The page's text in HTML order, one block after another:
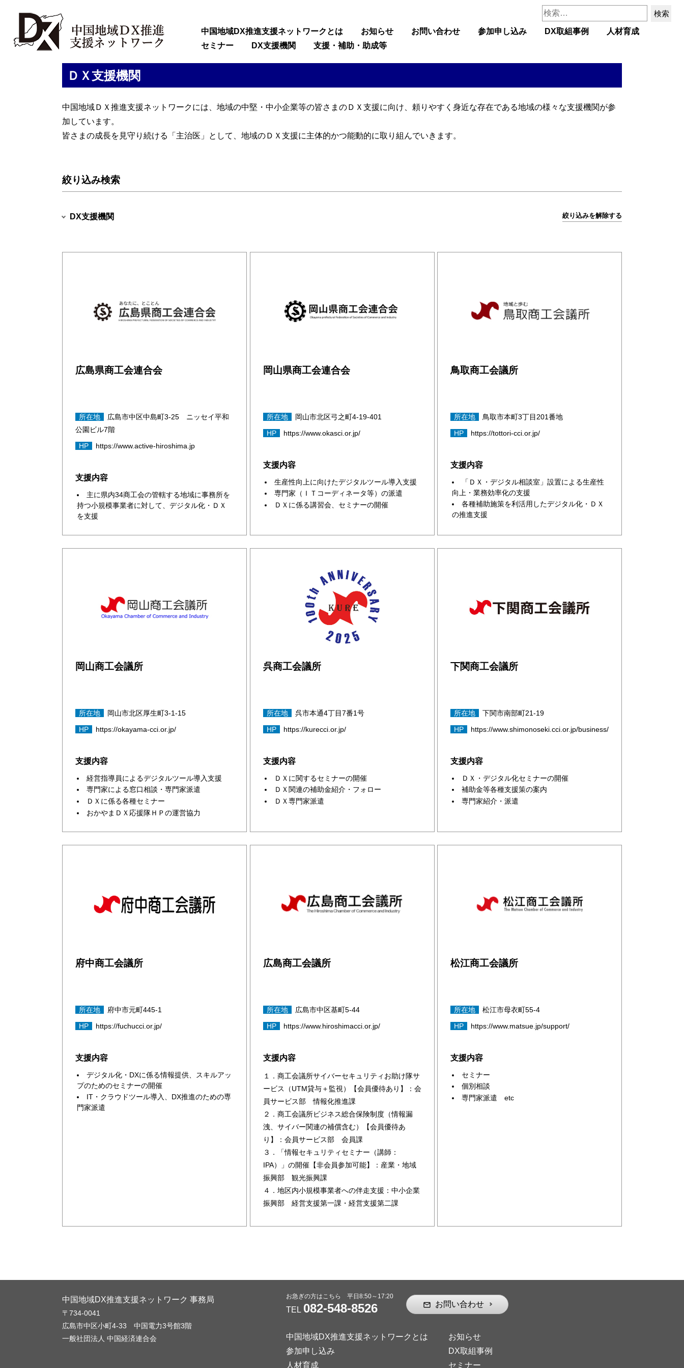
検
中国地域DX推進支援ネットワークとは お知らせ お問い合わせ 参加申し込み DX取組事例
人材育成
セミナー
DX支援機関 支援・補助・助成等
ＤＸ支援機関
中国地域ＤＸ推進支援ネットワークには、地域の中堅・中小企業等の皆さまのＤＸ支援に向け、頼りやすく身近な存在である地域の様々な支援機関が参
加しています。
皆さまの成長を見守り続ける「主治医」として、地域のＤＸ支援に主体的かつ能動的に取り組んでいきます。
絞り込み検索
DX支援機関 絞り込みを解除する
広島県商工会連合会
所在地
広島市中区中島町3-25 ニッセイ平和
公園ビル7階
HP
https://www.active-hiroshima.jp
支援内容
主に県内34商工会の管轄する地域に事務所を
持つ小規模事業者に対して、デジタル化・ＤＸ
を支援
岡山県商工会連合会
所在地
岡山市北区弓之町4-19-401
HP
https://www.okasci.or.jp/
支援内容
生産性向上に向けたデジタルツール導入支援
専門家（ＩＴコーディネータ等）の派遣
ＤＸに係る講習会、セミナーの開催
鳥取商工会議所
所在地
鳥取市本町3丁目201番地
HP
https://tottori-cci.or.jp/
支援内容
「ＤＸ・デジタル相談室」設置による生産性
向上・業務効率化の支援
各種補助施策を利活用したデジタル化・ＤＸ
の推進支援
岡山商工会議所
所在地
岡山市北区厚生町3-1-15
HP
https://okayama-cci.or.jp/
支援内容
経営指導員によるデジタルツール導入支援
専門家による窓口相談・専門家派遣
ＤＸに係る各種セミナー
おかやまＤＸ応援隊ＨＰの運営協力
呉商工会議所
所在地
呉市本通4丁目7番1号
HP
https://kurecci.or.jp/
支援内容
ＤＸに関するセミナーの開催
ＤＸ関連の補助金紹介・フォロー
ＤＸ専門家派遣
下関商工会議所
所在地
下関市南部町21-19
HP
https://www.shimonoseki.cci.or.jp/business/
支援内容
ＤＸ・デジタル化セミナーの開催
補助金等各種支援策の案内
専門家紹介・派遣
府中商工会議所
所在地
府中市元町445-1
HP
https://fuchucci.or.jp/
支援内容
デジタル化・DXに係る情報提供、スキルアッ
プのためのセミナーの開催
IT・クラウドツール導入、DX推進のための専
門家派遣
広島商工会議所
所在地
広島市中区基町5-44
HP
https://www.hiroshimacci.or.jp/
支援内容
１．商工会議所サイバーセキュリティお助け隊サ
ービス（UTM貸与＋監視）【会員優待あり】：会
員サービス部 情報化推進課
２．商工会議所ビジネス総合保険制度（情報漏
洩、サイバー関連の補償含む）【会員優待あ
り】：会員サービス部 会員課
３．「情報セキュリティセミナー（講師：
IPA）」の開催【非会員参加可能】：産業・地域
振興部 観光振興課
４．地区内小規模事業者への伴走支援：中小企業
振興部 経営支援第一課・経営支援第二課
松江商工会議所
所在地
松江市母衣町55-4
HP
https://www.matsue.jp/support/
支援内容
セミナー
個別相談
専門家派遣 etc
中国地域DX推進支援ネットワーク 事務局
〒734-0041
広島市中区小町4-33 中国電力3号館3階
一般社団法人 中国経済連合会
お急ぎの方はこちら 平日8:50～17:20
TEL 082-548-8526 mail_outline お問い合わせ
中国地域DX推進支援ネットワークとは
お知らせ
参加申し込み
DX取組事例
人材育成
セミナー